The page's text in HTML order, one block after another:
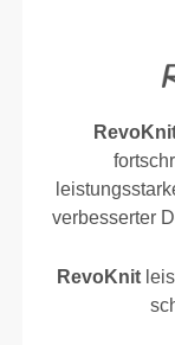
verbesserter
RevoKnit